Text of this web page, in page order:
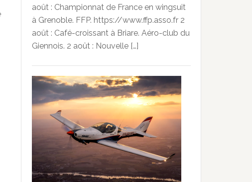
août : Championnat de France en wingsuit
à Grenoble. FFP. https://www.ffp.asso.fr 2
août : Café-croissant à Briare. Aéro-club du
Giennois. 2 août : Nouvelle […]